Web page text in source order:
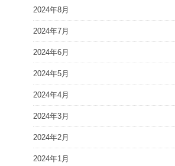
2024年8月
2024年7月
2024年6月
2024年5月
2024年4月
2024年3月
2024年2月
2024年1月